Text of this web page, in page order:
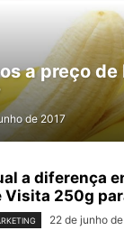
a preço de
de 2017
a diferença
Visita 250g
22 de junho